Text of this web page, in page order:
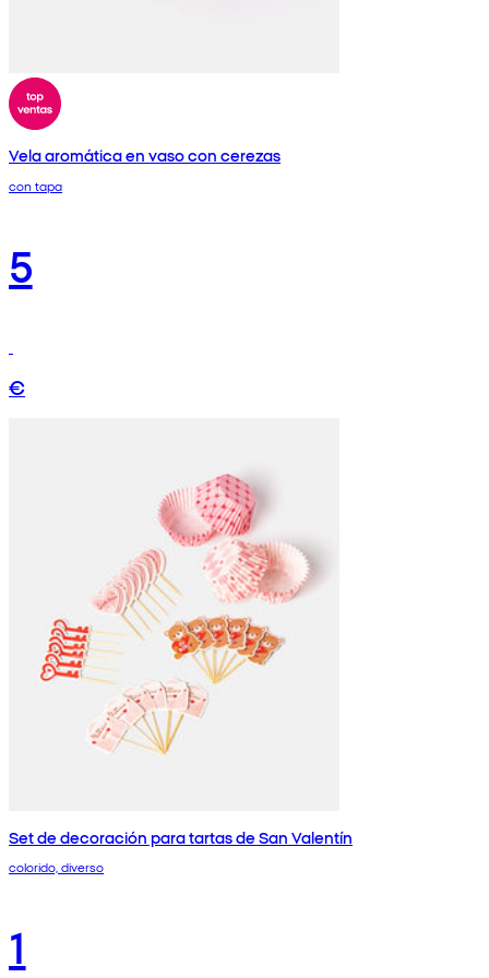
Vela aromática en vaso con cerezas
con tapa
5
€
Set de decoración para tartas de San Valentín
colorido, diverso
1